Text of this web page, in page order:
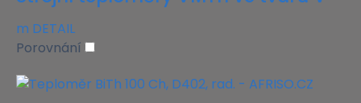
m DETAIL
Porovnání